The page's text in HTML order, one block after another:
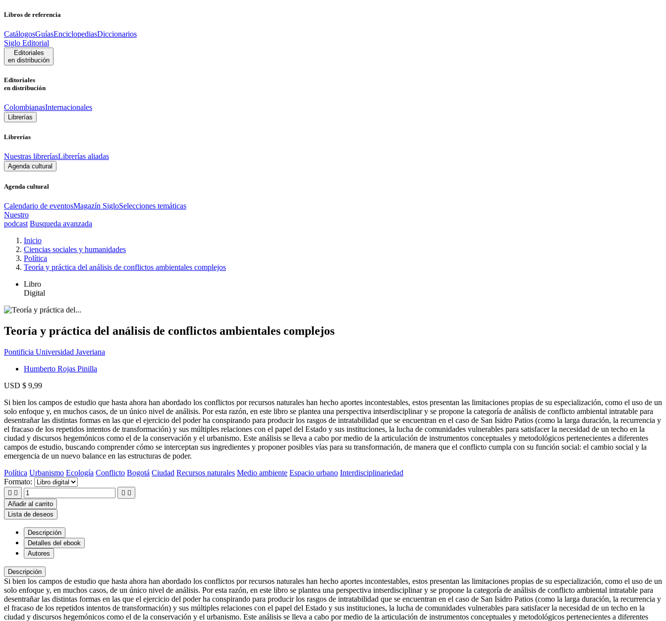
Libros de referencia
CatálogosGuíasEnciclopediasDiccionarios
Siglo Editorial
Editoriales
en distribución
Editoriales
en distribución
ColombianasInternacionales
Librerías
Librerías
Nuestras libreríasLibrerías aliadas
Agenda cultural
Agenda cultural
Calendario de eventosMagazín SigloSelecciones temáticas
Nuestro
podcast Busqueda avanzada
Inicio
Ciencias sociales y humanidades
Política
Teoría y práctica del análisis de conflictos ambientales complejos
Libro
Digital
Teoría y práctica del análisis de conflictos ambientales complejos
Pontificia Universidad Javeriana
Humberto Rojas Pinilla
USD $ 9,99
Si bien los campos de estudio que hasta ahora han abordado los conflictos por recursos naturales han hecho aportes incontestables, estos presentan las limitaciones propias de su especialización, como el uso de un
solo enfoque y, en muchos casos, de un único nivel de análisis. Por esta razón, en este libro se plantea una perspectiva intserdisciplinar y se propone la categoría de análisis de conflicto ambiental intratable para
desentrañar las distintas formas en las que el ejercicio del poder ha conspirando para producir los rasgos de intratabilidad que se encuentran en el caso de San Isidro Patios (como la larga duración, la recurrencia y
el fracaso de los repetidos intentos de transformación) y sus múltiples relaciones con el papel del Estado y sus instituciones, la lucha de comunidades vulnerables para satisfacer la necesidad de un techo en la
ciudad y discursos hegemónicos como el de la conservación y el urbanismo. Este análisis se lleva a cabo por medio de la articulación de instrumentos conceptuales y metodológicos pertenecientes a diferentes
campos de estudio, buscando comprender cómo se interceptan sus ingredientes y proponer posibles vías para su transformación, de manera que el conflicto cumpla con su función social: el cambio social y la
emergencia de un nuevo balance en las estructuras de poder.
Política Urbanismo Ecología Conflicto Bogotá Ciudad Recursos naturales Medio ambiente Espacio urbano Interdisciplinariedad
Formato:
   
Añadir al carrito
Lista de deseos
Descripción
Detalles del ebook
Autores
Descripción
Si bien los campos de estudio que hasta ahora han abordado los conflictos por recursos naturales han hecho aportes incontestables, estos presentan las limitaciones propias de su especialización, como el uso de un
solo enfoque y, en muchos casos, de un único nivel de análisis. Por esta razón, en este libro se plantea una perspectiva intserdisciplinar y se propone la categoría de análisis de conflicto ambiental intratable para
desentrañar las distintas formas en las que el ejercicio del poder ha conspirando para producir los rasgos de intratabilidad que se encuentran en el caso de San Isidro Patios (como la larga duración, la recurrencia y
el fracaso de los repetidos intentos de transformación) y sus múltiples relaciones con el papel del Estado y sus instituciones, la lucha de comunidades vulnerables para satisfacer la necesidad de un techo en la
ciudad y discursos hegemónicos como el de la conservación y el urbanismo. Este análisis se lleva a cabo por medio de la articulación de instrumentos conceptuales y metodológicos pertenecientes a diferentes